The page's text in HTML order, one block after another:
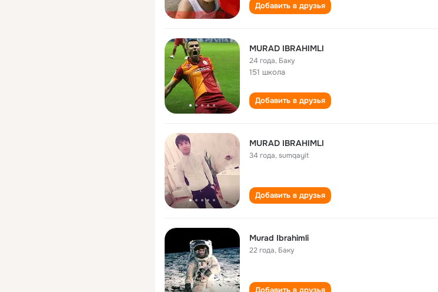
Добавить в друзья
MURAD IBRAHIMLI
24 года, Баку
151 школа
Добавить в друзья
MURAD IBRAHIMLI
34 года,sumqayit
Добавить в друзья
Murad Ibrahimli
22 года, Баку
Добавить в друзья